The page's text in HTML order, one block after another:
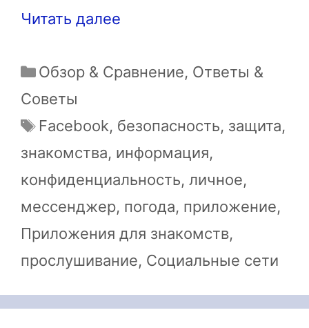
Читать далее
Рубрики
Обзор & Сравнение, Ответы &
Советы
Метки
Facebook, безопасность, защита,
знакомства, информация,
конфиденциальность, личное,
мессенджер, погода, приложение,
Приложения для знакомств,
прослушивание, Социальные сети